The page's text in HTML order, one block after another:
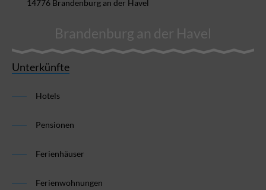
14776 Brandenburg an der Havel
Brandenburg an der Havel
Unterkünfte
Hotels
Pensionen
Ferienhäuser
Ferienwohnungen